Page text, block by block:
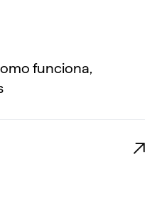
funciona,